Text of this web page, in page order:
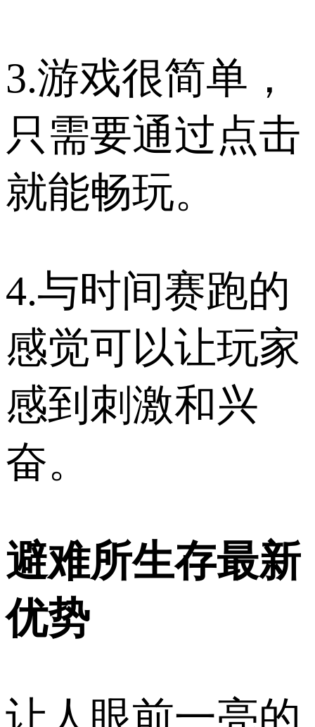
3.游戏很简单，
只需要通过点击
就能畅玩。
4.与时间赛跑的
感觉可以让玩家
感到刺激和兴
奋。
避难所生存最新
优势